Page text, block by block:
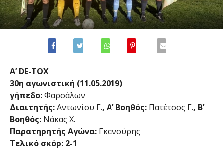
Α’ DE-TOX
30η αγωνιστική (11.05.2019)
γήπεδο:Φαρσάλων
Διαιτητής:Αντωνίου Γ., Α’ Βοηθός: Πατέτσος Γ., Β’
Βοηθός: Νάκας Χ.
Παρατηρητής Αγώνα: Γκανούρης
Τελικό σκόρ: 2-1